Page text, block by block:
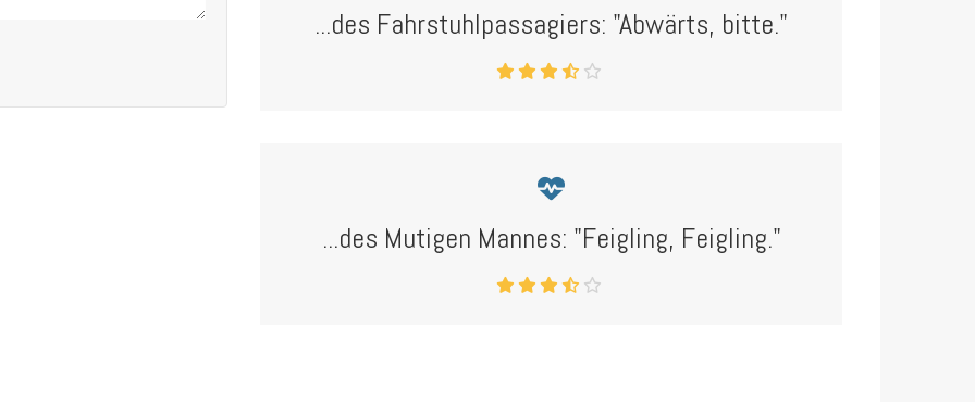
...des Fahrstuhlpassagiers: "Abwärts, bitte."
...des Mutigen Mannes: "Feigling, Feigling."